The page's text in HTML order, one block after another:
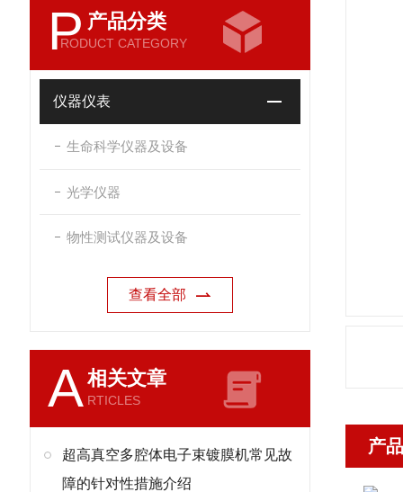
P 产品分类
RODUCT CATEGORY
仪器仪表
生命科学仪器及设备
光学仪器
物性测试仪器及设备
查看全部
A相关文章
RTICLES
超高真空多腔体电子束镀膜机常见故
障的针对性措施介绍
产